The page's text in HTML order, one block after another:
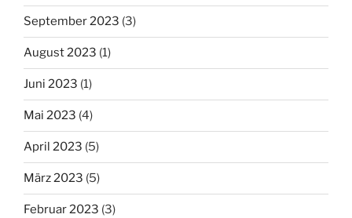
September 2023 (3)
August 2023 (1)
Juni 2023 (1)
Mai 2023 (4)
April 2023 (5)
März 2023 (5)
Februar 2023 (3)